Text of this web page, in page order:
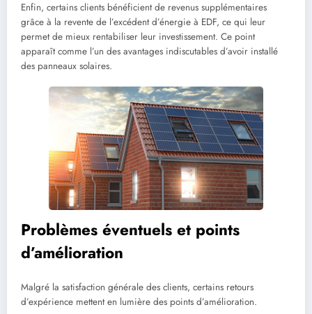
Enfin, certains clients bénéficient de revenus supplémentaires
grâce à la revente de l’excédent d’énergie à EDF, ce qui leur
permet de mieux rentabiliser leur investissement. Ce point
apparaît comme l’un des avantages indiscutables d’avoir installé
des panneaux solaires.
Problèmes éventuels et points
d’amélioration
Malgré la satisfaction générale des clients, certains retours
d’expérience mettent en lumière des points d’amélioration.